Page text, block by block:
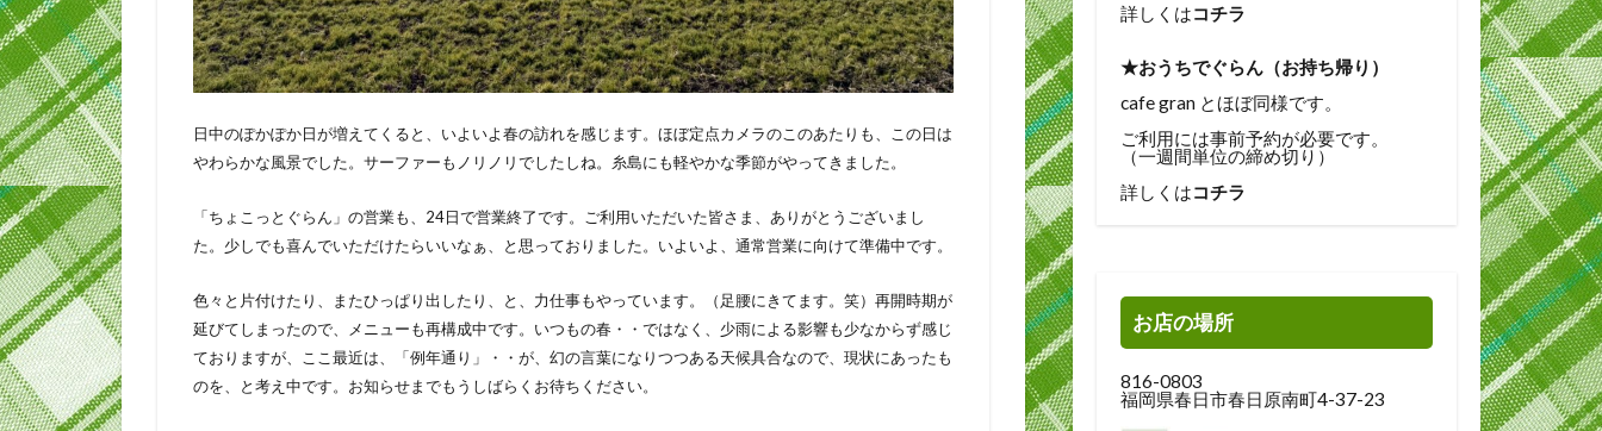
日中のぽかぽか日が増えてくると、いよいよ春の訪れを感じます。ほぼ定点カメラのこのあたりも、この日は
やわらかな風景でした。サーファーもノリノリでしたしね。糸島にも軽やかな季節がやってきました。
「ちょこっとぐらん」の営業も、24日で営業終了です。ご利用いただいた皆さま、ありがとうございまし
た。少しでも喜んでいただけたらいいなぁ、と思っておりました。いよいよ、通常営業に向けて準備中です。
色々と片付けたり、またひっぱり出したり、と、力仕事もやっています。（足腰にきてます。笑）再開時期が
延びてしまったので、メニューも再構成中です。いつもの春・・ではなく、少雨による影響も少なからず感じ
ておりますが、ここ最近は、「例年通り」・・が、幻の言葉になりつつある天候具合なので、現状にあったも
のを、と考え中です。お知らせまでもうしばらくお待ちください。
詳しくはコチラ
★おうちでぐらん（お持ち帰り）
cafe gran とほぼ同様です。
ご利用には事前予約が必要です。
（一週間単位の締め切り）
詳しくはコチラ
お店の場所
816-0803
福岡県春日市春日原南町4-37-23